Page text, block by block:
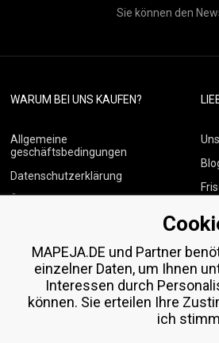
Sie können den
WARUM BEI UNS KAUFEN?
Allgemeine
geschäftsbedingungen
Datenschutzerklärung
Übersicht über Zahlungen und
MAPEJA.DE und Partner
einzelner Daten, um Ihnen
Interessen durch
können. Sie erteilen Ihre
ich